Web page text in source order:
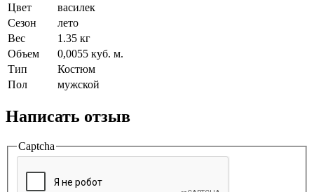
Цвет
василек
Сезон
лето
Вес
1.35 кг
Объем
0,0055 куб. м.
Тип
Костюм
Пол
мужской
Написать отзыв
Captcha